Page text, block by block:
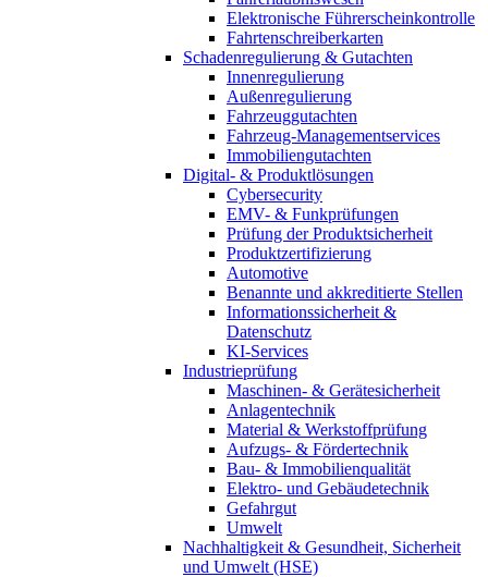
Elektronische Führerscheinkontrolle
Fahrtenschreiberkarten
Schadenregulierung & Gutachten
Innenregulierung
Außenregulierung
Fahrzeuggutachten
Fahrzeug-Managementservices
Immobiliengutachten
Digital- & Produktlösungen
Cybersecurity
EMV- & Funkprüfungen
Prüfung der Produktsicherheit
Produktzertifizierung
Automotive
Benannte und akkreditierte Stellen
Informationssicherheit &
Datenschutz
KI-Services
Industrieprüfung
Maschinen- & Gerätesicherheit
Anlagentechnik
Material & Werkstoffprüfung
Aufzugs- & Fördertechnik
Bau- & Immobilienqualität
Elektro- und Gebäudetechnik
Gefahrgut
Umwelt
Nachhaltigkeit & Gesundheit, Sicherheit
und Umwelt (HSE)